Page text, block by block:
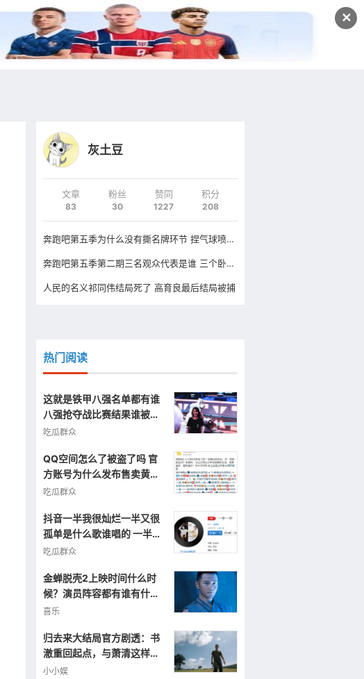
✕
发文 登录 注册
灰土豆
文章
83
粉丝
30
赞同
1227
积分
208
奔跑吧第五季为什么没有撕名牌环节 捏气球喷水枪有什么意义
奔跑吧第五季第二期三名观众代表是谁 三个卧底解决不了一只大黑牛
人民的名义祁同伟结局死了 高育良最后结局被捕
热门阅读
这就是铁甲八强名单都有谁
八强抢夺战比赛结果谁被淘
汰了
吃瓜群众
QQ空间怎么了被盗了吗 官
方账号为什么发布售卖黄色
图片视频信息
吃瓜群众
抖音一半我很灿烂一半又很
孤单是什么歌谁唱的 一半一
半完整歌词
吃瓜群众
金蝉脱壳2上映时间什么时
候？演员阵容都有谁有什么
看点呢？
喜乐
归去来大结局官方剧透：书
澈重回起点，与萧清这样重
逢
小小娱